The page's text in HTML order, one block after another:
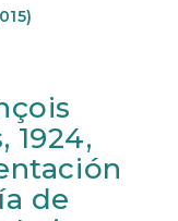
1924,
de